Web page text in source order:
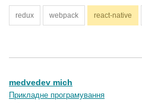
redux webpack react-native
medvedev mich
Прикладне програмування